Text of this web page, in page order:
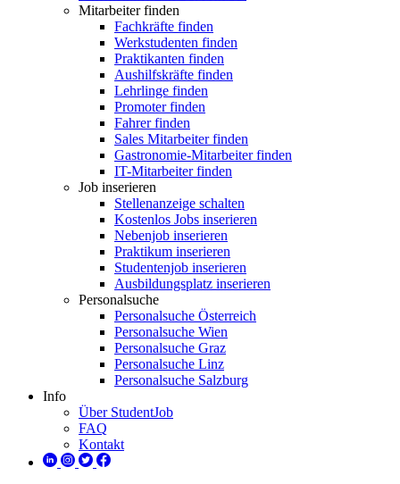
Mitarbeiter finden
Fachkräfte finden
Werkstudenten finden
Praktikanten finden
Aushilfskräfte finden
Lehrlinge finden
Promoter finden
Fahrer finden
Sales Mitarbeiter finden
Gastronomie-Mitarbeiter finden
IT-Mitarbeiter finden
Job inserieren
Stellenanzeige schalten
Kostenlos Jobs inserieren
Nebenjob inserieren
Praktikum inserieren
Studentenjob inserieren
Ausbildungsplatz inserieren
Personalsuche
Personalsuche Österreich
Personalsuche Wien
Personalsuche Graz
Personalsuche Linz
Personalsuche Salzburg
Info
Über StudentJob
FAQ
Kontakt